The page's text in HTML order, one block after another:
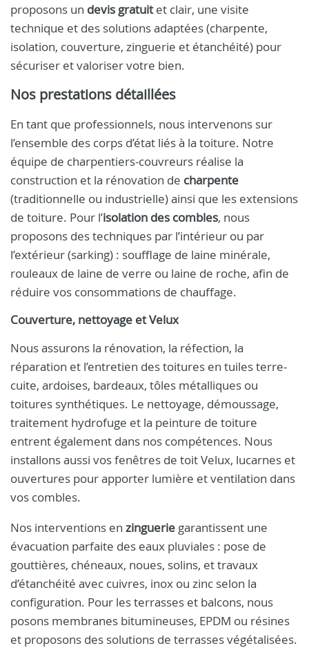
proposons un devis gratuitet clair, une visite
technique et des solutions adaptées (charpente,
isolation, couverture, zinguerie et étanchéité) pour
sécuriser et valoriser votre bien.
Nos prestations détaillées
En tant que professionnels, nous intervenons sur
l’ensemble des corps d’état liés à la toiture. Notre
équipe de charpentiers-couvreurs réalise la
construction et la rénovation de charpente
(traditionnelle ou industrielle) ainsi que les extensions
de toiture. Pour l’isolation des combles, nous
proposons des techniques par l’intérieur ou par
l’extérieur (sarking) : soufflage de laine minérale,
rouleaux de laine de verre ou laine de roche, afin de
réduire vos consommations de chauffage.
Couverture, nettoyage et Velux
Nous assurons la rénovation, la réfection, la
réparation et l’entretien des toitures en tuiles terre-
cuite, ardoises, bardeaux, tôles métalliques ou
toitures synthétiques. Le nettoyage, démoussage,
traitement hydrofuge et la peinture de toiture
entrent également dans nos compétences. Nous
installons aussi vos fenêtres de toit Velux, lucarnes et
ouvertures pour apporter lumière et ventilation dans
vos combles.
Nos interventions en zinguerie garantissent une
évacuation parfaite des eaux pluviales : pose de
gouttières, chéneaux, noues, solins, et travaux
d’étanchéité avec cuivres, inox ou zinc selon la
configuration. Pour les terrasses et balcons, nous
posons membranes bitumineuses, EPDM ou résines
et proposons des solutions de terrasses végétalisées.